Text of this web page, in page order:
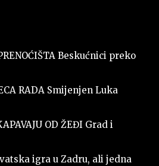
Beskućnici preko
RADA Smijenjen Luka
OD ŽEĐI Grad i
igra u Zadru, ali jedna